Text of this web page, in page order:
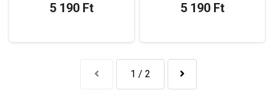
5 190 Ft 5 190 Ft
1 / 2